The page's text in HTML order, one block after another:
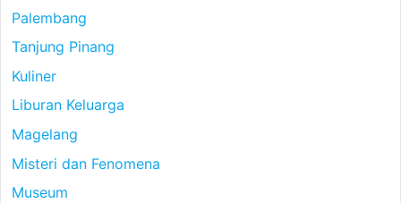
Palembang
Tanjung Pinang
Kuliner
Liburan Keluarga
Magelang
Misteri dan Fenomena
Museum